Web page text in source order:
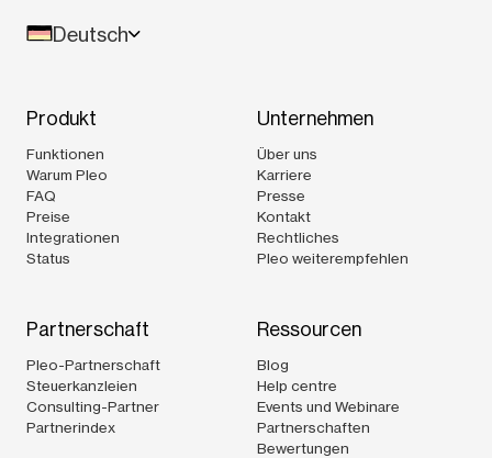
Deutsch
Produkt
Funktionen
Warum Pleo
FAQ
Preise
Integrationen
Status
Unternehmen
Über uns
Karriere
Presse
Kontakt
Rechtliches
Pleo weiterempfehlen
Partnerschaft
Pleo-Partnerschaft
Steuerkanzleien
Consulting-Partner
Partnerindex
Ressourcen
Blog
Help centre
Events und Webinare
Partnerschaften
Bewertungen